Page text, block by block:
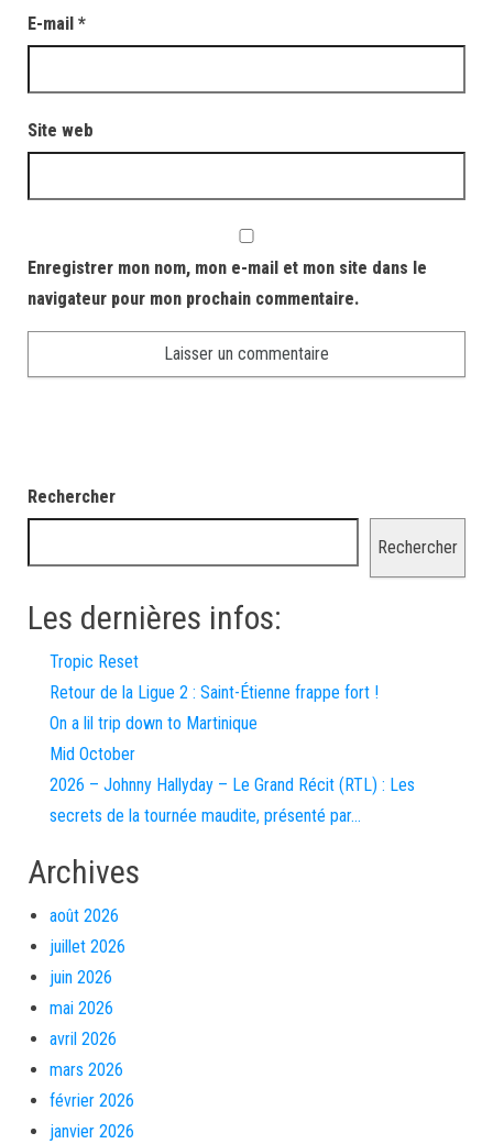
E-mail *
Site web
Enregistrer mon nom, mon e-mail et mon site dans le
navigateur pour mon prochain commentaire.
Rechercher
Rechercher
Les dernières infos:
Tropic Reset
Retour de la Ligue 2 : Saint-Étienne frappe fort !
On a lil trip down to Martinique
Mid October
2026 – Johnny Hallyday – Le Grand Récit (RTL) : Les
secrets de la tournée maudite, présenté par…
Archives
août 2026
juillet 2026
juin 2026
mai 2026
avril 2026
mars 2026
février 2026
janvier 2026